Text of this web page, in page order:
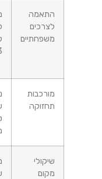
משפחתיים
מתאים
למשפחה
נמוכה,
שנתית על
מספיקה
מספיק
שירות